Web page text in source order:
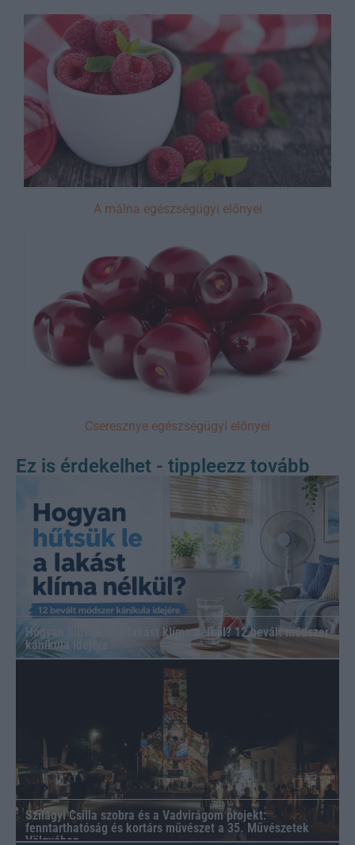
A málna egészségügyi előnyei
Cseresznye egészségügyi előnyei
Ez is érdekelhet - tippleezz tovább
Hogyan hűtsük le a lakást klíma nélkül? 12 bevált módszer
kánikula idejére
Szilágyi Csilla szobra és a Vadvirágom projekt:
fenntarthatóság és kortárs művészet a 35. Művészetek
Völgyében